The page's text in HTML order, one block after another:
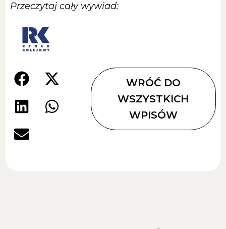
Przeczytaj cały wywiad:
WRÓĆ DO
WSZYSTKICH
WPISÓW